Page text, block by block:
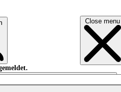
Close menu
Anmelden